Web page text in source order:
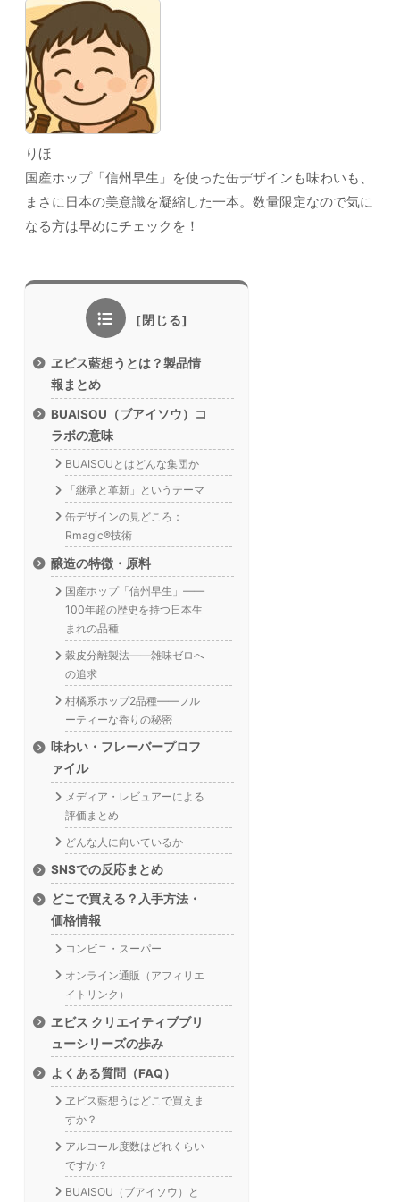
りほ
国産ホップ「信州早生」を使った缶デザインも味わいも、
まさに日本の美意識を凝縮した一本。数量限定なので気に
なる方は早めにチェックを！
ヱビス藍想うとは？製品情
報まとめ
BUAISOU（ブアイソウ）コ
ラボの意味
BUAISOUとはどんな集団か
「継承と革新」というテーマ
缶デザインの見どころ：
Rmagic®技術
醸造の特徴・原料
国産ホップ「信州早生」——
100年超の歴史を持つ日本生
まれの品種
穀皮分離製法——雑味ゼロへ
の追求
柑橘系ホップ2品種——フル
ーティーな香りの秘密
味わい・フレーバープロフ
ァイル
メディア・レビュアーによる
評価まとめ
どんな人に向いているか
SNSでの反応まとめ
どこで買える？入手方法・
価格情報
コンビニ・スーパー
オンライン通販（アフィリエ
イトリンク）
ヱビス クリエイティブブリ
ューシリーズの歩み
よくある質問（FAQ）
ヱビス藍想うはどこで買えま
すか？
アルコール度数はどれくらい
ですか？
BUAISOU（ブアイソウ）と